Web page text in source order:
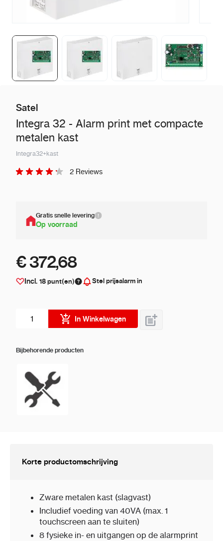
Satel
Integra 32 - Alarm print met compacte
metalen kast
Integra32+kast
2 Reviews
Gratis snelle levering
Op voorraad
€ 372,68
Incl. 18punt(en) Stel prijsalarm in
In Winkelwagen
Bijbehorende producten
Korte productomschrijving
Zware metalen kast (slagvast)
Includief voeding van 40VA (max. 1
touchscreen aan te sluiten)
8 fysieke in- en uitgangen op de alarmprint